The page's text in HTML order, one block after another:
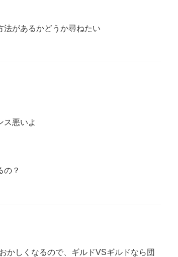
法があるかどうか尋ねたい
ス悪いよ
の？
かしくなるので、ギルドVSギルドなら団